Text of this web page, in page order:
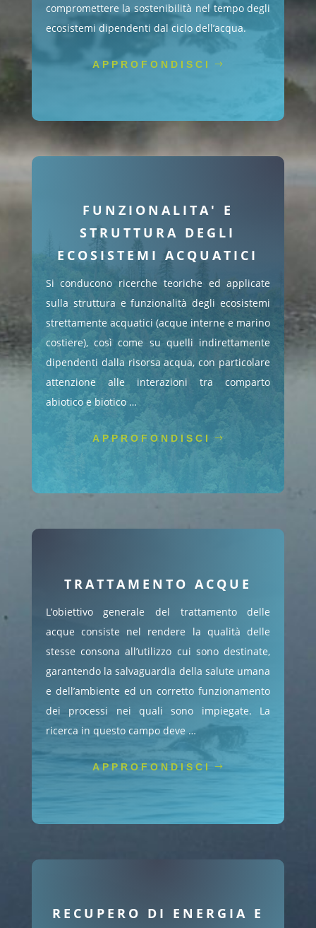
compromettere la sostenibilità nel tempo degli
ecosistemi dipendenti dal ciclo dell’acqua.
APPROFONDISCI
FUNZIONALITA' E
STRUTTURA DEGLI
ECOSISTEMI ACQUATICI
Si conducono ricerche teoriche ed applicate
sulla struttura e funzionalità degli ecosistemi
strettamente acquatici (acque interne e marino
costiere), così come su quelli indirettamente
dipendenti dalla risorsa acqua, con particolare
attenzione alle interazioni tra comparto
abiotico e biotico …
APPROFONDISCI
TRATTAMENTO ACQUE
L’obiettivo generale del trattamento delle
acque consiste nel rendere la qualità delle
stesse consona all’utilizzo cui sono destinate,
garantendo la salvaguardia della salute umana
e dell’ambiente ed un corretto funzionamento
dei processi nei quali sono impiegate. La
ricerca in questo campo deve …
APPROFONDISCI
RECUPERO DI ENERGIA E